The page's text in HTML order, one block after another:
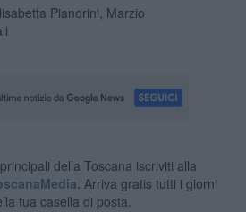
Pianorini, Marzio
della Toscana iscriviti alla
Arriva gratis tutti i giorni
tua casella di posta.